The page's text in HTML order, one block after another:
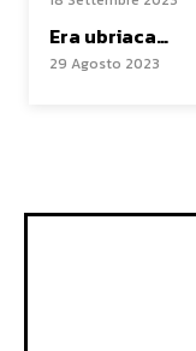
Era ubriaca…
29 Agosto 2023